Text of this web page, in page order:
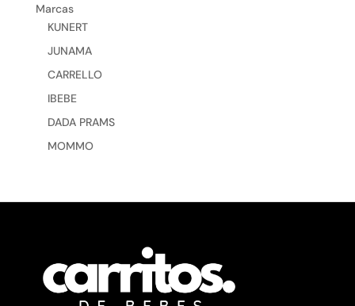
Marcas
KUNERT
JUNAMA
CARRELLO
IBEBE
DADA PRAMS
MOMMO